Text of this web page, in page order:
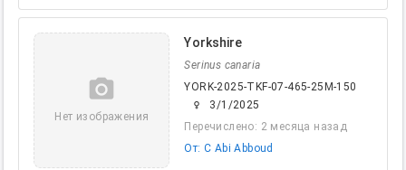
camera_alt
Нет изображения
Yorkshire
Serinus canaria
YORK-2025-TKF-07-465-25M-150
female
3/1/2025
Перечислено: 2 месяца назад
От: C Abi Abboud